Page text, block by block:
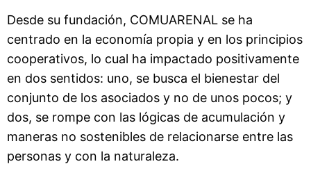
Desde su fundación, COMUARENAL se ha
centrado en la economía propia y en los principios
cooperativos, lo cual ha impactado positivamente
en dos sentidos: uno, se busca el bienestar del
conjunto de los asociados y no de unos pocos; y
dos, se rompe con las lógicas de acumulación y
maneras no sostenibles de relacionarse entre las
personas y con la naturaleza.